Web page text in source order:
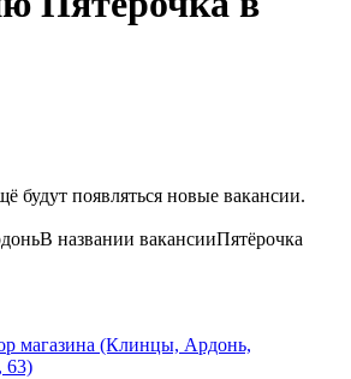
будут появляться новые вакансии.
В названии вакансииПятёрочка
магазина (Клинцы, Ардонь,
63)